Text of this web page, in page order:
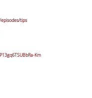
tips
Km